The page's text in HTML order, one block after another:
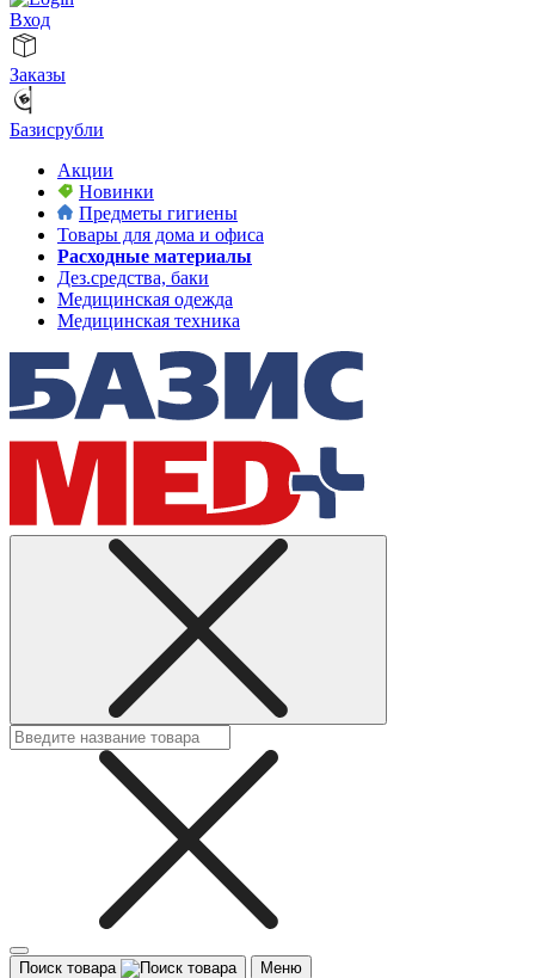
Вход
Заказы
Базисрубли
Акции
Новинки
Предметы гигиены
Товары для дома и офиса
Расходные материалы
Дез.средства, баки
Медицинская одежда
Медицинская техника
Поиск товара Меню